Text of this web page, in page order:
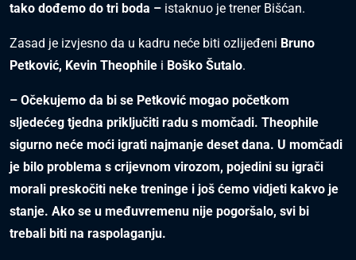
tako dođemo do tri boda – istaknuo je trener Bišćan.
Zasad je izvjesno da u kadru neće biti ozlijeđeni Bruno
Petković, Kevin Theophile i Boško Šutalo.
– Očekujemo da bi se Petković mogao početkom
sljedećeg tjedna priključiti radu s momčadi. Theophile
sigurno neće moći igrati najmanje deset dana. U momčadi
je bilo problema s crijevnom virozom, pojedini su igrači
morali preskočiti neke treninge i još ćemo vidjeti kakvo je
stanje. Ako se u međuvremenu nije pogoršalo, svi bi
trebali biti na raspolaganju.